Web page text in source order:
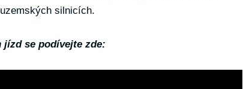
silnicích.
jízd se podívejte zde: